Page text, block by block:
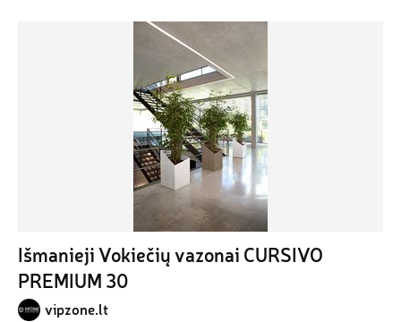
Išmanieji Vokiečių vazonai CURSIVO
PREMIUM 30
vipzone.lt